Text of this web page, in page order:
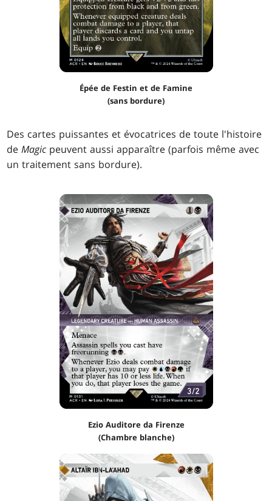
Épée de Festin et de Famine
(sans bordure)
Des cartes puissantes et évocatrices de toute l'histoire
deMagic peuvent aussi apparaître (parfois même avec
un traitement sans bordure).
Ezio Auditore da Firenze
(Chambre blanche)